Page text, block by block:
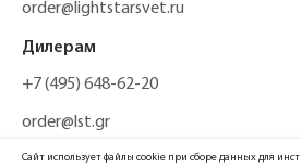
order@lightstarsvet.ru
Дилерам
+7 (495) 648-62-20
order@lst.gr
Сайт использует файлы cookie при сборе данных для